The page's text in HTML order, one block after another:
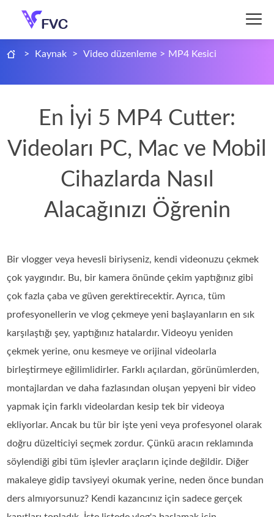
> Kaynak > Video düzenleme > MP4 Kesici
En İyi 5 MP4 Cutter:
Videoları PC, Mac ve Mobil
Cihazlarda Nasıl
Alacağınızı Öğrenin
Bir vlogger veya hevesli biriyseniz, kendi videonuzu çekmek
çok yaygındır. Bu, bir kamera önünde çekim yaptığınız gibi
çok fazla çaba ve güven gerektirecektir. Ayrıca, tüm
profesyonellerin ve vlog çekmeye yeni başlayanların en sık
karşılaştığı şey, yaptığınız hatalardır. Videoyu yeniden
çekmek yerine, onu kesmeye ve orijinal videolarla
birleştirmeye eğilimlidirler. Farklı açılardan, görünümlerden,
montajlardan ve daha fazlasından oluşan yepyeni bir video
yapmak için farklı videolardan kesip tek bir videoya
ekliyorlar. Ancak bu tür bir işte yeni veya profesyonel olarak
doğru düzelticiyi seçmek zordur. Çünkü aracın reklamında
söylendiği gibi tüm işlevler araçların içinde değildir. Diğer
makaleye gidip tavsiyeyi okumak yerine, neden önce bundan
ders almıyorsunuz? Kendi kazancınız için sadece gerçek